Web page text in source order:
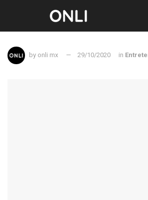
by onli mx 29/10/2020 in